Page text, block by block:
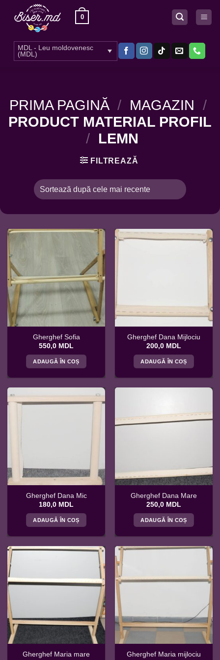
0
MDL - Leu moldovenesc
(MDL)
PRIMA PAGINĂ / MAGAZIN /
PRODUCT MATERIAL PROFIL
/ LEMN
FILTREAZĂ
Gherghef Sofia
550,0 MDL
ADAUGĂ ÎN COȘ
Gherghef Dana Mijlociu
200,0 MDL
ADAUGĂ ÎN COȘ
Gherghef Dana Mic
180,0 MDL
ADAUGĂ ÎN COȘ
Gherghef Dana Mare
250,0 MDL
ADAUGĂ ÎN COȘ
Gherghef Maria mare
Gherghef Maria mijlociu